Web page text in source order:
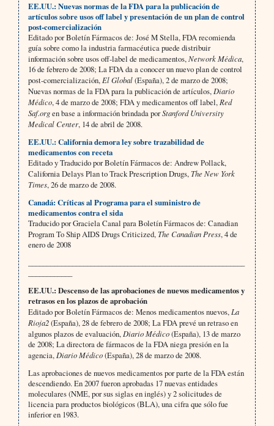
EE.UU.: Nuevas normas de la FDA para la publicación de
artículos sobre usos off label y presentación de un plan de control
post-comercialización
Editado por Boletín Fármacos de: José M Stella, FDA recomienda
guía sobre como la industria farmacéutica puede distribuir
información sobre usos off-label de medicamentos,Network Médica,
16 de febrero de 2008; La FDA da a conocer un nuevo plan de control
post-comercialización, El Global(España), 2 de marzo de 2008;
Nuevas normas de la FDA para la publicación de artículos, Diario
Médico, 4 de marzo de 2008; FDA y medicamentos off label, Red
Saf.orgen base a información brindada porStanford University
Medical Center, 14 de abril de 2008.
EE.UU.: California demora ley sobre trazabilidad de
medicamentos con receta
Editado y Traducido por Boletín Fármacos de: Andrew Pollack,
California Delays Plan to Track Prescription Drugs, The New York
Times, 26 de marzo de 2008.
Canadá: Críticas al Programa para el suministro de
medicamentos contra el sida
Traducido por Graciela Canal para Boletín Fármacos de: Canadian
Program To Ship AIDS Drugs Criticized, The Canadian Press, 4 de
enero de 2008
EE.UU.: Descenso de las aprobaciones de nuevos medicamentos y
retrasos en los plazos de aprobación
Editado por Boletín Fármacos de: Menos medicamentos nuevos, La
Rioja2(España), 28 de febrero de 2008; La FDA prevé un retraso en
algunos plazos de evaluación, Diario Médico(España), 13 de marzo
de 2008; La directora de fármacos de la FDA niega presión en la
agencia, Diario Médico(España), 28 de marzo de 2008.
Las aprobaciones de nuevos medicamentos por parte de la FDA están
descendiendo. En 2007 fueron aprobadas 17 nuevas entidades
moleculares (NME, por sus siglas en inglés) y 2 solicitudes de
licencia para productos biológicos (BLA), una cifra que sólo fue
inferior en 1983.